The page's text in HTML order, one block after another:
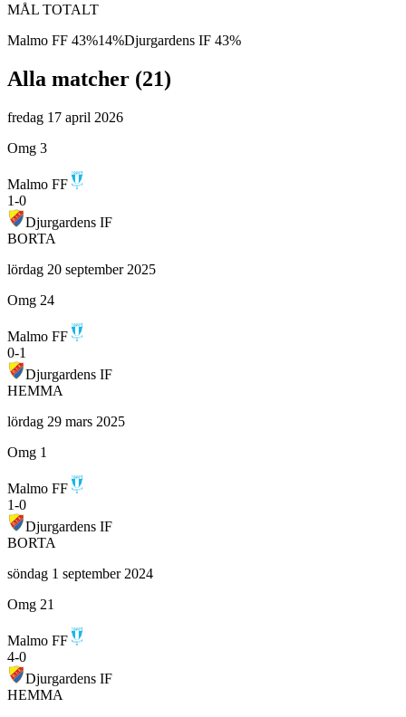
MÅL TOTALT
Malmo FF 43%14%Djurgardens IF 43%
Alla matcher (21)
fredag 17 april 2026
Omg 3
Malmo FF
1-0
Djurgardens IF
BORTA
lördag 20 september 2025
Omg 24
Malmo FF
0-1
Djurgardens IF
HEMMA
lördag 29 mars 2025
Omg 1
Malmo FF
1-0
Djurgardens IF
BORTA
söndag 1 september 2024
Omg 21
Malmo FF
4-0
Djurgardens IF
HEMMA